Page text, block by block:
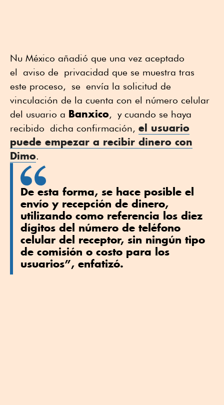
Nu México añadió que una vez aceptado
el aviso de privacidad que se muestra tras
este proceso, se envía la solicitud de
vinculación de la cuenta con el número celular
del usuario a Banxico, y cuando se haya
recibido dicha confirmación, el usuario
puede empezar a recibir dinero con
Dimo.
De esta forma, se hace posible el
envío y recepción de dinero,
utilizando como referencia los diez
dígitos del número de teléfono
celular del receptor, sin ningún tipo
de comisión o costo para los
usuarios”, enfatizó.